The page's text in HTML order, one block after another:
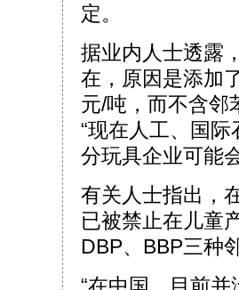
定。
据业内人士透露
在，原因是添加
元/吨，而不含邻
“现在人工、国
分玩具企业可能
有关人士指出，
已被禁止在儿童
DBP、BBP三种